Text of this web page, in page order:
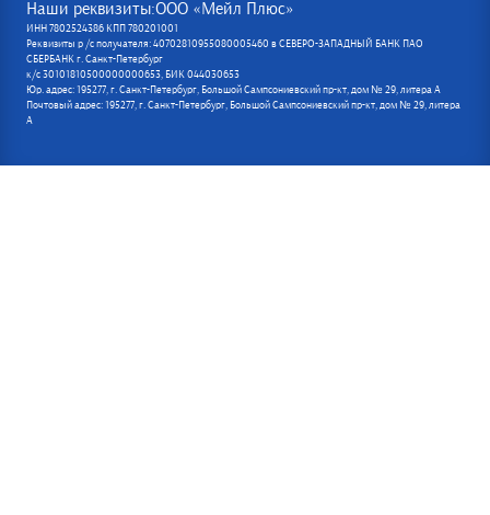
Наши реквизиты:ООО «Мейл Плюс»
ИНН 7802524386 КПП 780201001
Реквизиты р /с получателя: 40702810955080005460 в СЕВЕРО-ЗАПАДНЫЙ БАНК ПАО
СБЕРБАНК г. Санкт-Петербург
к/с 30101810500000000653, БИК 044030653
Юр. адрес: 195277, г. Санкт-Петербург, Большой Сампсониевский пр-кт, дом № 29, литера А
Почтовый адрес: 195277, г. Санкт-Петербург, Большой Сампсониевский пр-кт, дом № 29, литера
А